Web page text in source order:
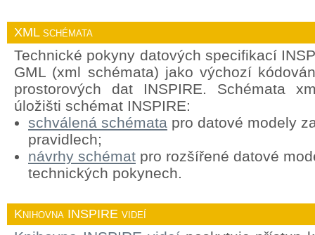
XML schémata
Technické pokyny datových specifikací
GML (xml schémata) jako výchozí
prostorových dat INSPIRE. Schémata
úložišti schémat INSPIRE:
schválená schémata pro datové modely
pravidlech;
návrhy schémat pro rozšířené datové
technických pokynech.
Knihovna INSPIRE videí